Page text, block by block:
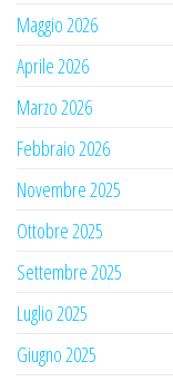
Maggio 2026
Aprile 2026
Marzo 2026
Febbraio 2026
Novembre 2025
Ottobre 2025
Settembre 2025
Luglio 2025
Giugno 2025